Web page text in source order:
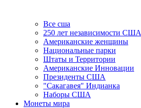
Все сша
250 лет независимости США
Американские женщины
Национальные парки
Штаты и Территории
Американские Инновации
Президенты США
"Сакагавея" Индианка
Наборы США
Монеты мира